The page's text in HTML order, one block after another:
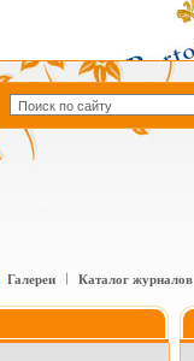
Галереи Каталог журналов